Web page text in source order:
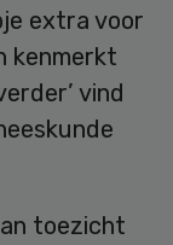
extra voor
kenmerkt
vind
toezicht